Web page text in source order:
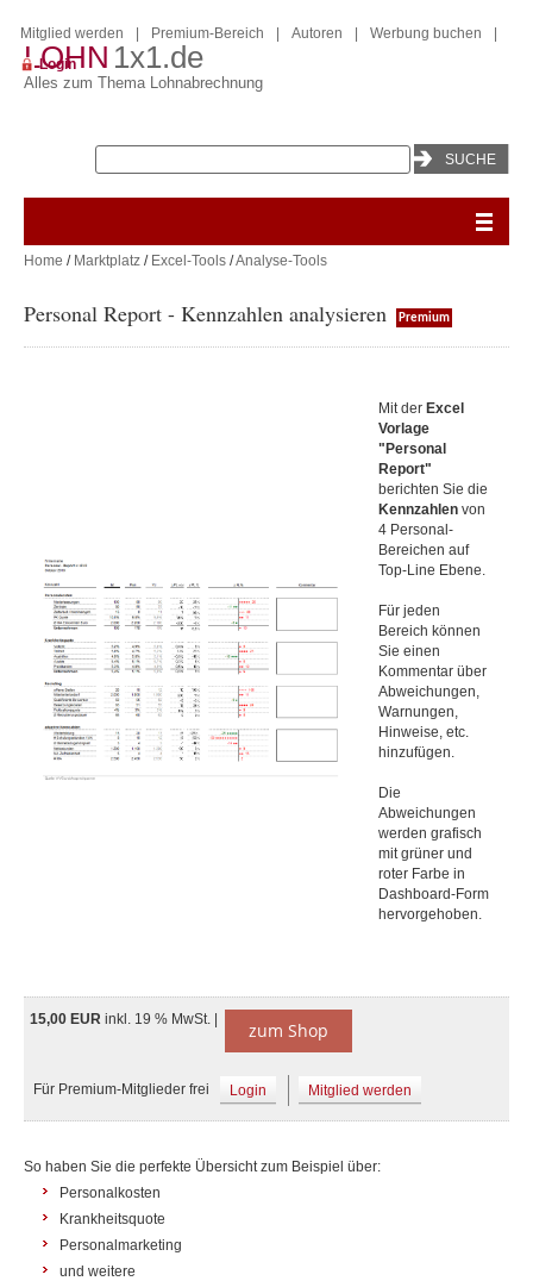
LOHN 1x1.de
Alles zum Thema Lohnabrechnung
Mitglied werden Premium-Bereich Autoren Werbung buchen
Login
Home / Marktplatz / Excel-Tools /Analyse-Tools
Personal Report - Kennzahlen analysieren Premium
Mit der Excel
Vorlage
"Personal
Report"
berichten Sie die
Kennzahlen von
4 Personal-
Bereichen auf
Top-Line Ebene.
Für jeden
Bereich können
Sie einen
Kommentar über
Abweichungen,
Warnungen,
Hinweise, etc.
hinzufügen.
Die
Abweichungen
werden grafisch
mit grüner und
roter Farbe in
Dashboard-Form
hervorgehoben.
15,00 EUR inkl. 19 % MwSt. | zum Shop
Für Premium-Mitglieder frei Login Mitglied werden
So haben Sie die perfekte Übersicht zum Beispiel über:
Personalkosten
Krankheitsquote
Personalmarketing
und weitere